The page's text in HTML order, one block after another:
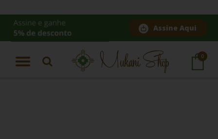
Assine Aqui
0
Página Inicial |
Tepi Aplicador Duplo de rapé Madeira Tucum | Tipi de rapé Serpente